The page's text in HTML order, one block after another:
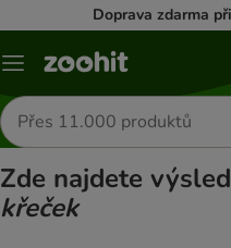
Doprava zdarma
Menu
Hledat
produkty
Zde najdete
křeček